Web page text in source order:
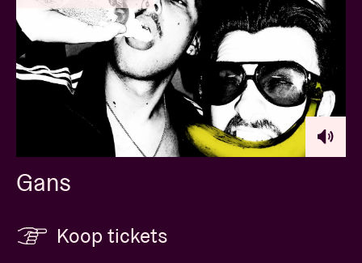
Gans
Koop tickets